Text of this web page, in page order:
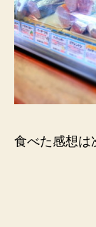
食べた感想は